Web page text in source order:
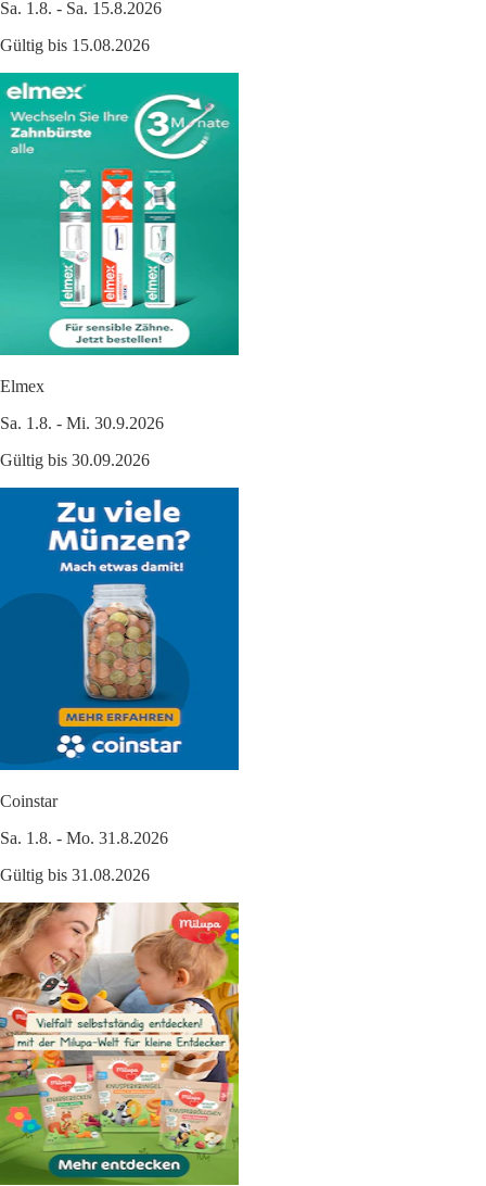
Sa. 1.8. - Sa. 15.8.2026
Gültig bis 15.08.2026
Elmex
Sa. 1.8. - Mi. 30.9.2026
Gültig bis 30.09.2026
Coinstar
Sa. 1.8. - Mo. 31.8.2026
Gültig bis 31.08.2026